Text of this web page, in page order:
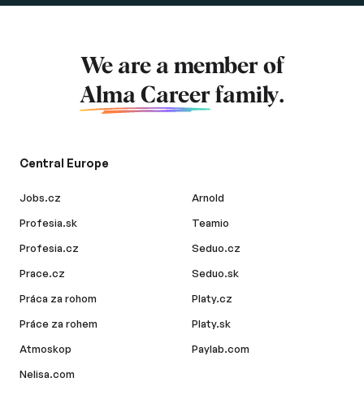
We are a member of
Alma Career family.
Central Europe
Jobs.cz
Profesia.sk
Profesia.cz
Prace.cz
Práca za rohom
Práce za rohem
Atmoskop
Nelisa.com
Arnold
Teamio
Seduo.cz
Seduo.sk
Platy.cz
Platy.sk
Paylab.com